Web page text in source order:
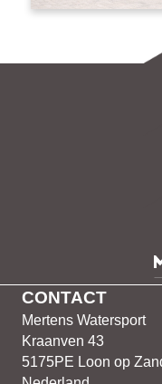
CONTACT
Mertens Watersport
Kraanven 43
5175PE Loon op